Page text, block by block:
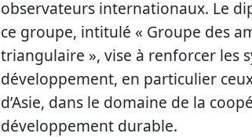
observateurs internationaux. Le
ce groupe, intitulé « Groupe des
triangulaire », vise à renforcer les
développement, en particulier
d’Asie, dans le domaine de la
développement durable.